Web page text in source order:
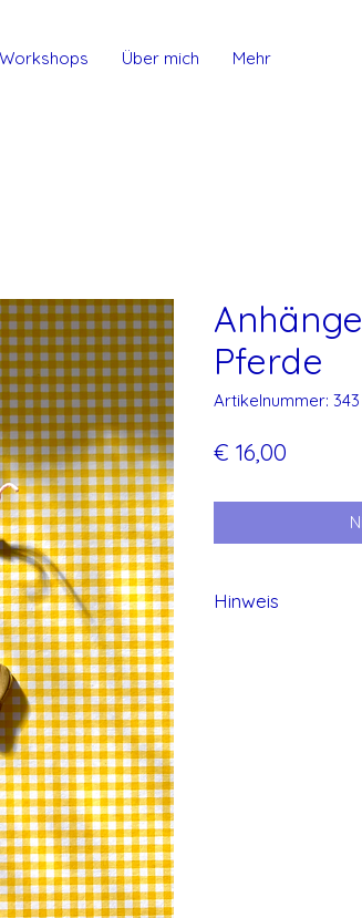
Workshops Über mich Mehr
Pferde
Artikelnummer: 343
€ 16,00
Hinweis